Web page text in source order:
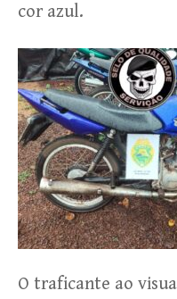
cor azul.
O traficante ao